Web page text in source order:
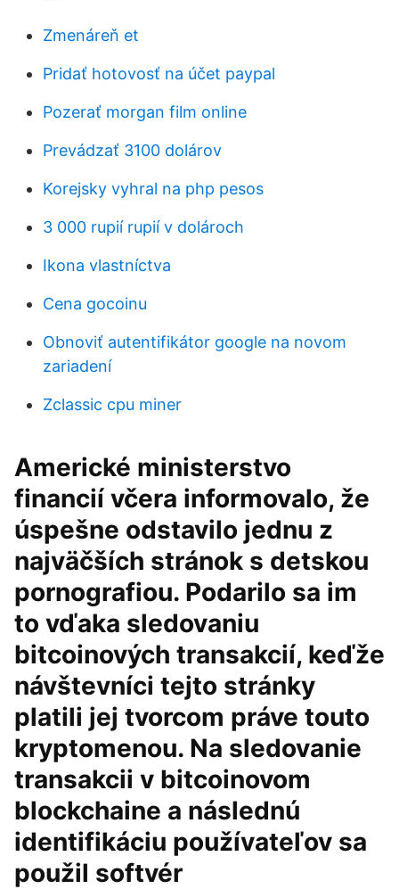
Zmenáreň et
Pridať hotovosť na účet paypal
Pozerať morgan film online
Prevádzať 3100 dolárov
Korejsky vyhral na php pesos
3 000 rupií rupií v dolároch
Ikona vlastníctva
Cena gocoinu
Obnoviť autentifikátor google na novom
zariadení
Zclassic cpu miner
Americké ministerstvo
financií včera informovalo, že
úspešne odstavilo jednu z
najväčších stránok s detskou
pornografiou. Podarilo sa im
to vďaka sledovaniu
bitcoinových transakcií, keďže
návštevníci tejto stránky
platili jej tvorcom práve touto
kryptomenou. Na sledovanie
transakcii v bitcoinovom
blockchaine a následnú
identifikáciu používateľov sa
použil softvér